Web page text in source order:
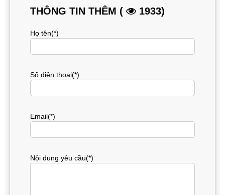
THÔNG TIN THÊM ( 1933)
Họ tên(*)
Số điện thoại(*)
Email(*)
Nội dung yêu cầu(*)